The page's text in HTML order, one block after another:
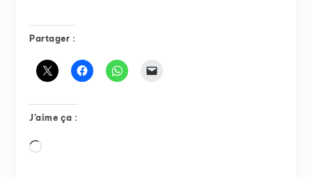
Partager :
J’aime ça :
Chargement…